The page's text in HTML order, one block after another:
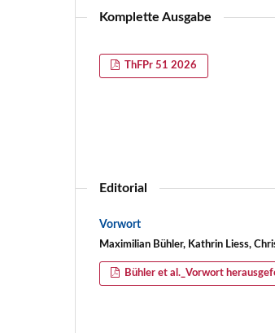
Komplette Ausgabe
ThFPr 51 2026
Editorial
Vorwort
Maximilian Bühler, Kathrin Liess,
Bühler et al._Vorwort